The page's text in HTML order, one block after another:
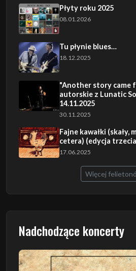
Płyty roku 2025
08.01.2026
Tu płynie blues…
18.12.2025
"Another story came
autorskie z Lunatic
14.11.2025
30.11.2025
Fajne kawałki (skały,
cetera) (edycja
17.06.2025
Więcej
Nadchodzące koncerty